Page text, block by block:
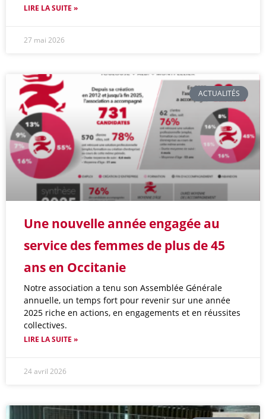
LIRE LA SUITE »
27 mai 2026
ACTUALITÉS
Une nouvelle année engagée au
service des femmes de plus de 45
ans en Occitanie
Notre association a tenu son Assemblée Générale
annuelle, un temps fort pour revenir sur une année
2025 riche en actions, en engagements et en réussites
collectives.
LIRE LA SUITE »
24 avril 2026